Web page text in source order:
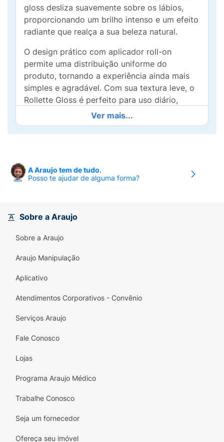
gloss desliza suavemente sobre os lábios,
proporcionando um brilho intenso e um efeito
radiante que realça a sua beleza natural.
O design prático com aplicador roll-on
permite uma distribuição uniforme do
produto, tornando a experiência ainda mais
simples e agradável. Com sua textura leve, o
Rollette Gloss é perfeito para uso diário,
podendo ser usado sozinho ou sobre seu
batom favorito para um toque extra de
glamour.
seus lábios, mantendo-os macios e sedosos
ao longo do dia. Seja para uma reunião, um
seu sorriso. Experimente e sinta a diferença
beleza!
Ver mais...
A Araujo tem de tudo.
Posso te ajudar de alguma forma?
Sobre a Araujo
Sobre a Araujo
Araujo Manipulação
Aplicativo
Atendimentos Corporativos - Convênio
Serviços Araujo
Fale Conosco
Lojas
Programa Araujo Médico
Trabalhe Conosco
Seja um fornecedor
Ofereça seu imóvel